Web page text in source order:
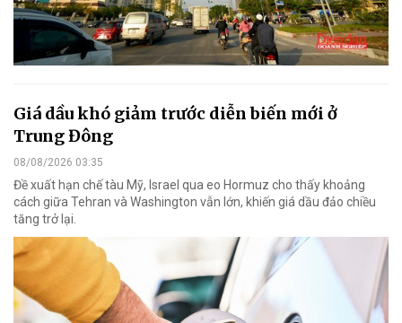
Giá dầu khó giảm trước diễn biến mới ở
Trung Đông
08/08/2026 03:35
Đề xuất hạn chế tàu Mỹ, Israel qua eo Hormuz cho thấy khoảng
cách giữa Tehran và Washington vẫn lớn, khiến giá dầu đảo chiều
tăng trở lại.